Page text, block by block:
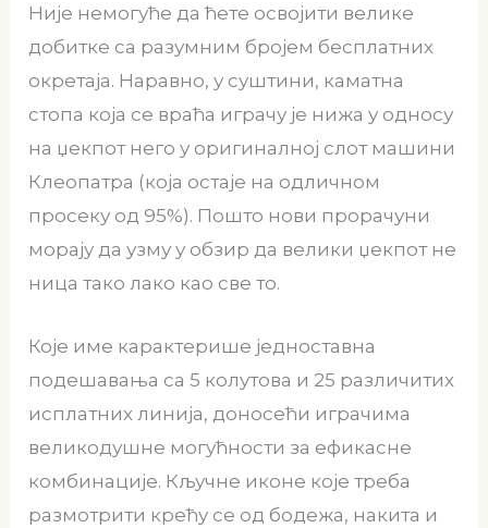
Није немогуће да ћете освојити велике
добитке са разумним бројем бесплатних
окретаја. Наравно, у суштини, каматна
стопа која се враћа играчу је нижа у односу
на џекпот него у оригиналној слот машини
Клеопатра (која остаје на одличном
просеку од 95%). Пошто нови прорачуни
морају да узму у обзир да велики џекпот не
ница тако лако као све то.
Које име карактерише једноставна
подешавања са 5 колутова и 25 различитих
исплатних линија, доносећи играчима
великодушне могућности за ефикасне
комбинације. Кључне иконе које треба
размотрити крећу се од бодежа, накита и